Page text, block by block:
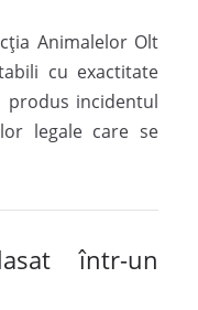
Animalelor Olt
cu exactitate
incidentul
legale care se
într-un